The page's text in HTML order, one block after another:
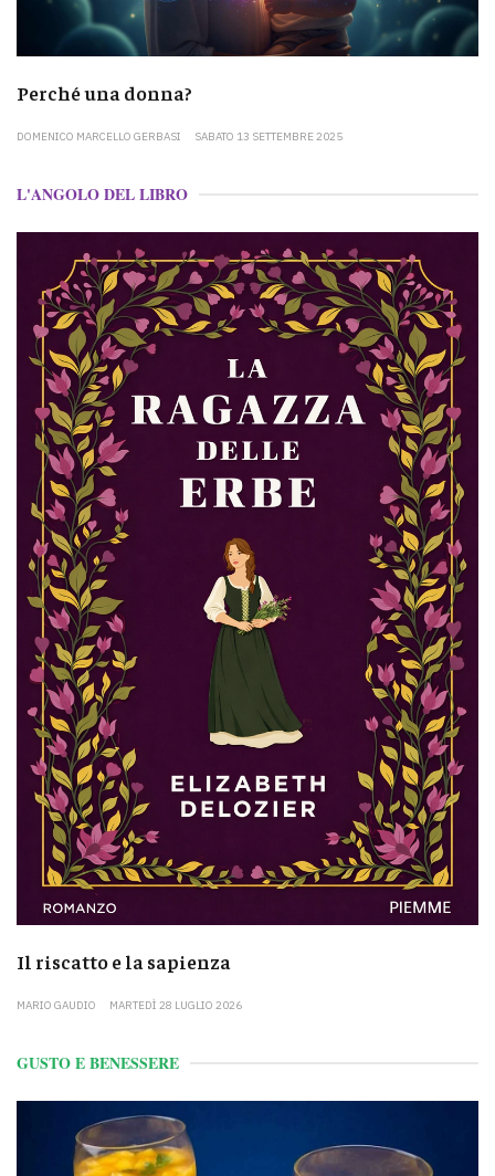
Perché una donna?
DOMENICO MARCELLO GERBASI SABATO 13 SETTEMBRE 2025
L'ANGOLO DEL LIBRO
Il riscatto e la sapienza
MARIO GAUDIO MARTEDÌ 28 LUGLIO 2026
GUSTO E BENESSERE